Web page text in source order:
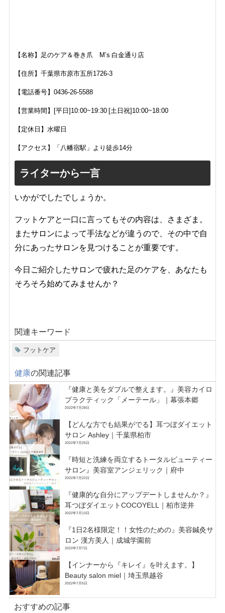
【名称】足のケア＆巻き爪 M’s 白金通り店
【住所】千葉県市原市五所1726-3
【電話番号】0436‐26‐5588
【営業時間】[平日]10:00~19:30 [土日祝]10:00~18:00
【定休日】水曜日
【アクセス】「 八幡宿駅」より徒歩14分
ライターから一言
いかがでしたでしょうか。
フットケアと一口に言ってもその内容は、さまざま。
またサロンによって手法などが違うので、その中で自
分にあったサロンを見つけることが重要です。
今日ご紹介したサロンで疲れた足のケアを、あなたも
そろそろ始めてみませんか？
関連キーワード
フットケア
健康の関連記事
『健康と美をダブルで整えます。』美容カイロ
プラクティック「メーテール」｜幕張本郷
2022年7月28日
【どんな方でも結果がでる】耳つぼダイエット
サロン Ashley｜千葉県柏市
2022年7月25日
『時短と洗練を両立するトータルビューティー
サロン』美容室アンジェリック｜府中
2022年7月22日
『健康的な自分にアップデートしませんか？』
耳つぼダイエットCOCOYELL｜柏市逆井
2022年7月13日
『1日2名様限定！！女性のための』美容鍼灸サ
ロン 漢方美人｜成城学園前
2022年7月7日
【インナーから『キレイ』を叶えます。】
Beauty salon miel｜埼玉県越谷
2022年7月5日
おすすめの記事